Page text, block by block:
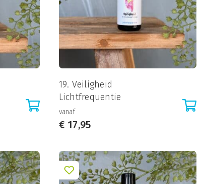
19. Veiligheid
Lichtfrequentie
vanaf
€ 17,95